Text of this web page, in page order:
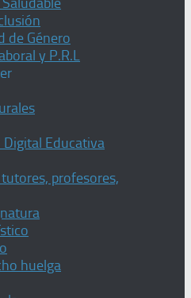
de Género
y P.R.L
Educativa
profesores,
huelga